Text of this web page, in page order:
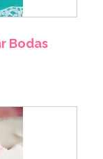
Bodas